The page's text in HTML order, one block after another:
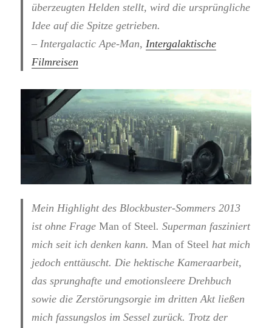
überzeugten Helden stellt, wird die ursprüngliche
Idee auf die Spitze getrieben.
– Intergalactic Ape-Man, Intergalaktische
Filmreisen
Mein Highlight des Blockbuster-Sommers 2013
ist ohne FrageMan of Steel. Superman fasziniert
mich seit ich denken kann.Man of Steel hat mich
jedoch enttäuscht. Die hektische Kameraarbeit,
das sprunghafte und emotionsleere Drehbuch
sowie die Zerstörungsorgie im dritten Akt ließen
mich fassungslos im Sessel zurück. Trotz der